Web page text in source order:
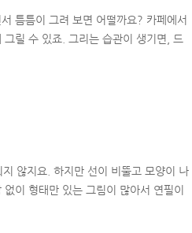
틈틈이 그려 보면 어떨까요? 카페에서
릴 수 있죠. 그리는 습관이 생기면, 드
않지요. 하지만 선이 비뚤고 모양이 나
이 형태만 있는 그림이 많아서 연필이